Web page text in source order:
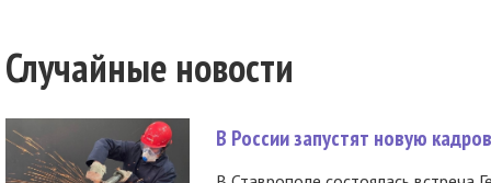
Случайные новости
В России запустят новую